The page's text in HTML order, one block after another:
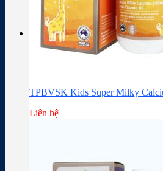
Chưa có sản phẩm trong giỏ hàng.
TPBVSK Kids Super Milky
Liên hệ